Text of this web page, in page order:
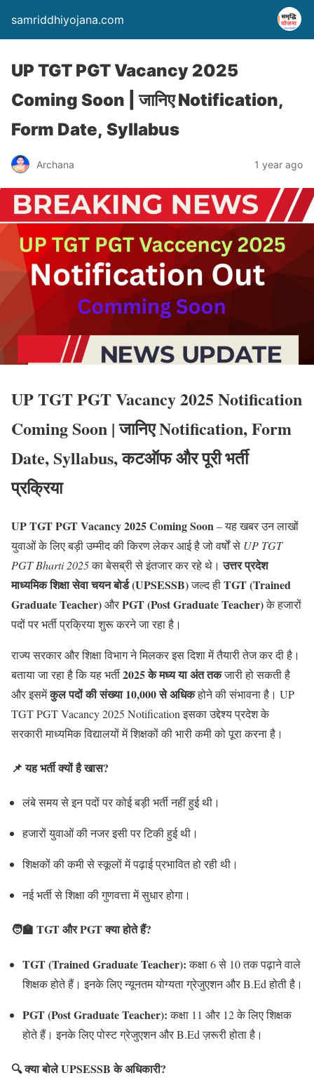
samriddhiyojana.com
UP TGT PGT Vacancy 2025
Coming Soon | जानिए Notification,
Form Date, Syllabus
Archana 1 year ago
UP TGT PGT Vacancy 2025 Notification
Coming Soon | जानिए Notification, Form
Date, Syllabus, कटऑफ और पूरी भर्ती
प्रक्रिया
UP TGT PGT Vacancy 2025 Coming Soon– यह खबर उन लाखों
युवाओं के लिए बड़ी उम्मीद की किरण लेकर आई है जो वर्षों से UP TGT
PGT Bharti 2025का बेसब्री से इंतजार कर रहे थे।उत्तर प्रदेश
माध्यमिक शिक्षा सेवा चयन बोर्ड (UPSESSB)जल्द हीTGT (Trained
Graduate Teacher)औरPGT (Post Graduate Teacher)के हजारों
पदों पर भर्ती प्रक्रिया शुरू करने जा रहा है।
राज्य सरकार और शिक्षा विभाग ने मिलकर इस दिशा में तैयारी तेज कर दी है।
बताया जा रहा है कि यह भर्ती2025 के मध्य या अंत तकजारी हो सकती है
और इसमेंकुल पदों की संख्या 10,000 से अधिकहोने की संभावना है। UP
TGT PGT Vacancy 2025 Notification इसका उद्देश्य प्रदेश के
सरकारी माध्यमिक विद्यालयों में शिक्षकों की भारी कमी को पूरा करना है।
📌 यह भर्ती क्यों है खास?
लंबे समय से इन पदों पर कोई बड़ी भर्ती नहीं हुई थी।
हजारों युवाओं की नजर इसी पर टिकी हुई थी।
शिक्षकों की कमी से स्कूलों में पढ़ाई प्रभावित हो रही थी।
नई भर्ती से शिक्षा की गुणवत्ता में सुधार होगा।
🧑‍🏫 TGT और PGT क्या होते हैं?
TGT (Trained Graduate Teacher):कक्षा 6 से 10 तक पढ़ाने वाले
शिक्षक होते हैं। इनके लिए न्यूनतम योग्यता ग्रेजुएशन और B.Ed होती है।
PGT (Post Graduate Teacher):कक्षा 11 और 12 के लिए शिक्षक
होते हैं। इनके लिए पोस्ट ग्रेजुएशन और B.Ed ज़रूरी होता है।
🔍 क्या बोले UPSESSB के अधिकारी?